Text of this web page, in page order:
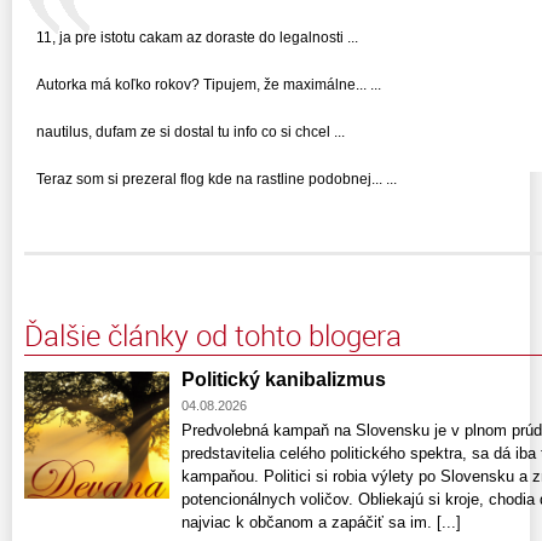
11, ja pre istotu cakam az doraste do legalnosti ...
Autorka má koľko rokov? Tipujem, že maximálne... ...
nautilus, dufam ze si dostal tu info co si chcel ...
Teraz som si prezeral flog kde na rastline podobnej... ...
Ďalšie články od tohto blogera
Politický kanibalizmus
04.08.2026
Predvolebná kampaň na Slovensku je v plnom
predstavitelia celého politického spektra, sa dá
kampaňou. Politici si robia výlety po Slovensku a
potencionálnych voličov. Obliekajú si kroje,
najviac k občanom a zapáčiť sa im. [...]